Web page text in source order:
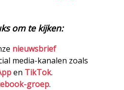
om te kijken:
nieuwsbrief
media-kanalen zoals
en TikTok.
groep.